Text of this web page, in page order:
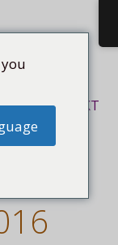
KONTAKT